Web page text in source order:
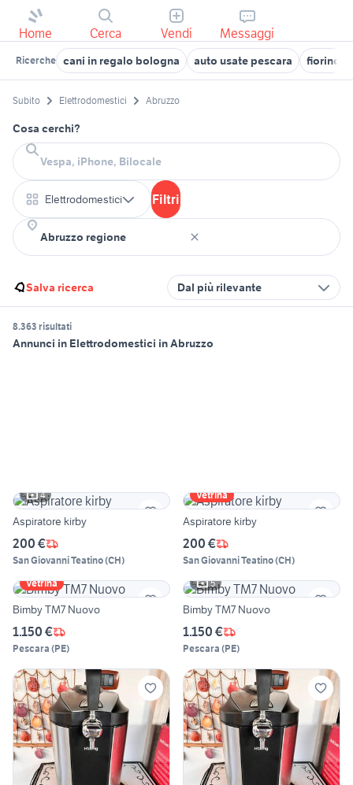
Home Cerca Vendi Messaggi
Ricerche cani in regalo bologna auto usate pescara fiorino
Subito Elettrodomestici Abruzzo
Cosa cerchi?
Elettrodomestici Filtri
Salva ricerca Dal più rilevante
8.363 risultati
Annunci in Elettrodomestici in Abruzzo
4
Aspiratore kirby
200 €
San Giovanni Teatino(CH)
Vetrina
Aspiratore kirby
200 €
San Giovanni Teatino(CH)
Vetrina
Bimby TM7 Nuovo
1.150 €
Pescara (PE)
5
Bimby TM7 Nuovo
1.150 €
Pescara (PE)